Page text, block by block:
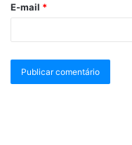
E-mail *